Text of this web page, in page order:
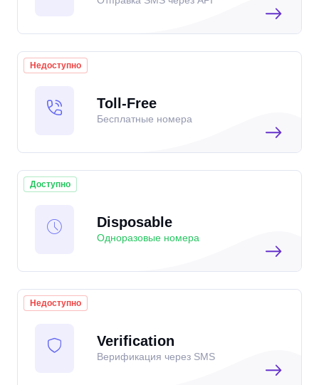
Недоступно
Toll-Free
Бесплатные номера
Доступно
Disposable
Одноразовые номера
Недоступно
Verification
Верификация через SMS